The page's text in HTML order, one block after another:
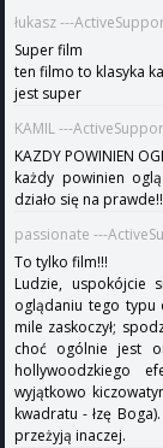
łukasz ---
Super film
ten filmo to klasyka
jest super
KAMIL ---
KAZDY POWINIEN
każdy powinien
działo się na
passionate ---
To tylko film!!!
Ludzie, uspokójcie
oglądaniu tego typu
mile zaskoczył;
choć ogólnie jest
hollywoodzkiego
wyjątkowo
kwadratu - łzę
przeżyją inaczej.